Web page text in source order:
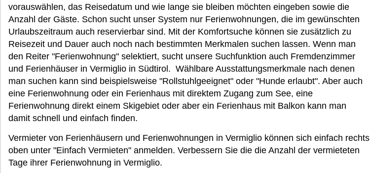
vorauswählen, das Reisedatum und wie lange sie bleiben möchten eingeben sowie die
Anzahl der Gäste. Schon sucht unser System nur Ferienwohnungen, die im gewünschten
Urlaubszeitraum auch reservierbar sind. Mit der Komfortsuche können sie zusätzlich zu
Reisezeit und Dauer auch noch nach bestimmten Merkmalen suchen lassen. Wenn man
den Reiter "Ferienwohnung" selektiert, sucht unsere Suchfunktion auch Fremdenzimmer
und Ferienhäuser in Vermiglio in Südtirol. Wählbare Ausstattungsmerkmale nach denen
man suchen kann sind beispielsweise "Rollstuhlgeeignet" oder "Hunde erlaubt". Aber auch
eine Ferienwohnung oder ein Ferienhaus mit direktem Zugang zum See, eine
Ferienwohnung direkt einem Skigebiet oder aber ein Ferienhaus mit Balkon kann man
damit schnell und einfach finden.
Vermieter von Ferienhäusern und Ferienwohnungen in Vermiglio können sich einfach rechts
oben unter "Einfach Vermieten" anmelden. Verbessern Sie die die Anzahl der vermieteten
Tage ihrer Ferienwohnung in Vermiglio.